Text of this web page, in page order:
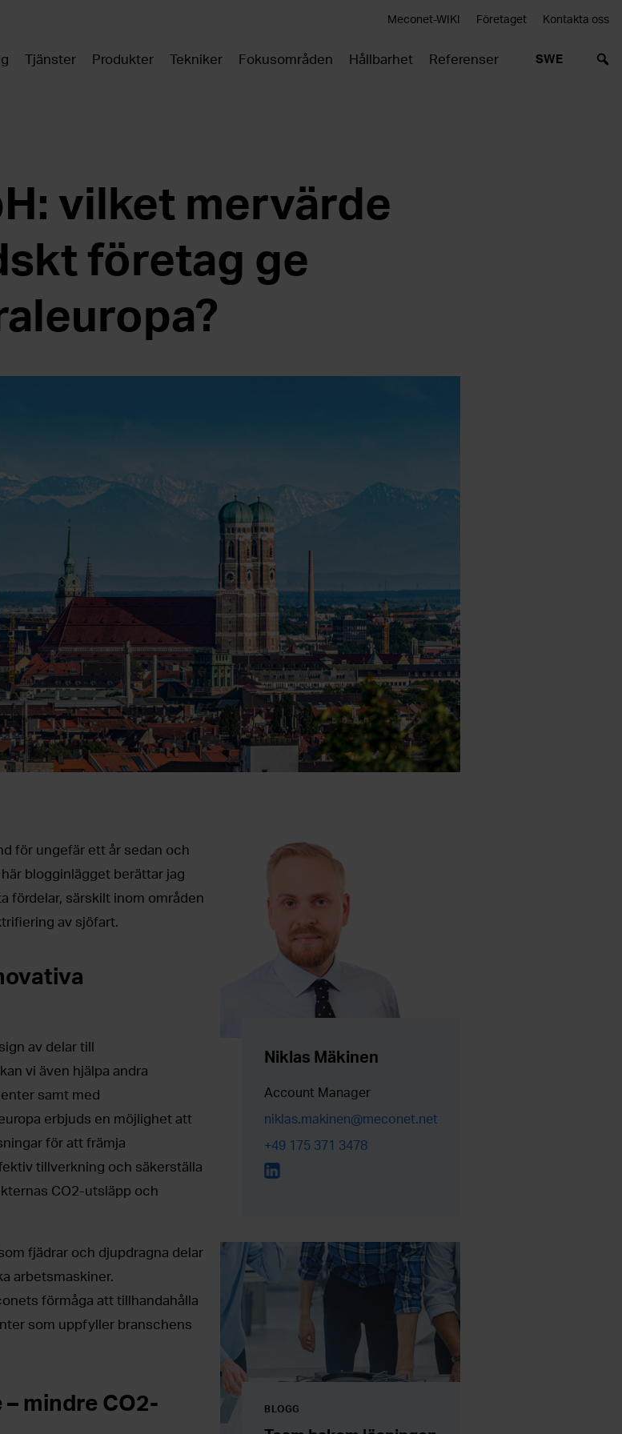
Meconet-WIKI Företaget Kontakta oss
Tjänster Produkter Tekniker Fokusområden Hållbarhet Referenser SWE
vilket mervärde
företag ge
för ungefär ett år sedan och
blogginlägget berättar jag
fördelar, särskilt inom områden
av sjöfart.
av delar till
vi även hjälpa andra
samt med
erbjuds en möjlighet att
för att främja
tillverkning och säkerställa
CO2-utsläpp och
fjädrar och djupdragna delar
arbetsmaskiner.
förmåga att tillhandahålla
som uppfyller branschens
mindre CO2-
Niklas Mäkinen
Account Manager
niklas.makinen@meconet.net
+49 175 371 3478
BLOGG